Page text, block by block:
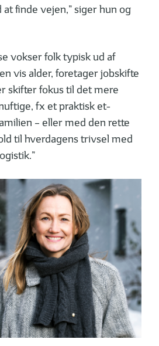
finde vejen,” siger hun og
vokser folk typisk ud af
vis alder, foretager jobskifte
skifter fokus til det mere
fx et praktisk et-
– eller med den rette
til hverdagens trivsel med